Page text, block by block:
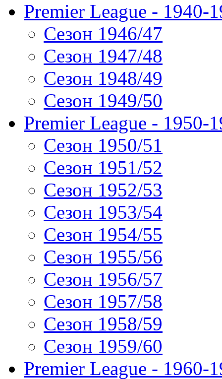
Premier League - 1940-
Сезон 1946/47
Сезон 1947/48
Сезон 1948/49
Сезон 1949/50
Premier League - 1950-
Сезон 1950/51
Сезон 1951/52
Сезон 1952/53
Сезон 1953/54
Сезон 1954/55
Сезон 1955/56
Сезон 1956/57
Сезон 1957/58
Сезон 1958/59
Сезон 1959/60
Premier League - 1960-